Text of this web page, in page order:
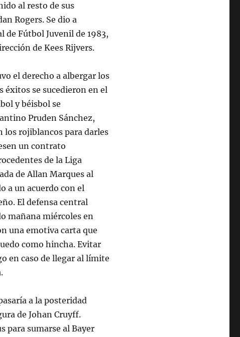
al resto de sus
Rogers. Se dio a
Fútbol Juvenil de 1983,
de Kees Rijvers.
el derecho a albergar los
éxitos se sucedieron en el
y béisbol se
Pruden Sánchez,
los rojiblancos para darles
un contrato
de la Liga
de Allan Marques al
a un acuerdo con el
El defensa central
mañana miércoles en
una emotiva carta que
como hincha. Evitar
en caso de llegar al límite
a la posteridad
de Johan Cruyff.
para sumarse al Bayer